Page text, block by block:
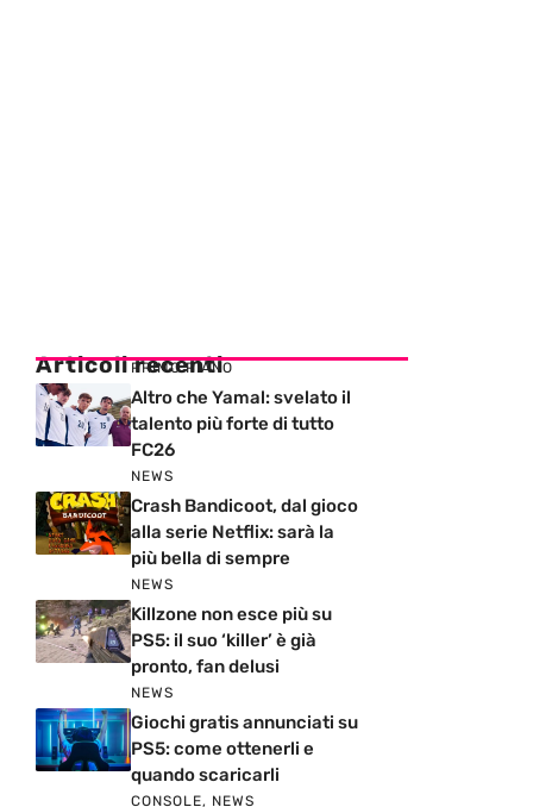
Articoli recenti
PRIMO PIANO
Altro che Yamal: svelato il
talento più forte di tutto
FC26
NEWS
Crash Bandicoot, dal gioco
alla serie Netflix: sarà la
più bella di sempre
NEWS
Killzone non esce più su
PS5: il suo ‘killer’ è già
pronto, fan delusi
NEWS
Giochi gratis annunciati su
PS5: come ottenerli e
quando scaricarli
CONSOLE, NEWS